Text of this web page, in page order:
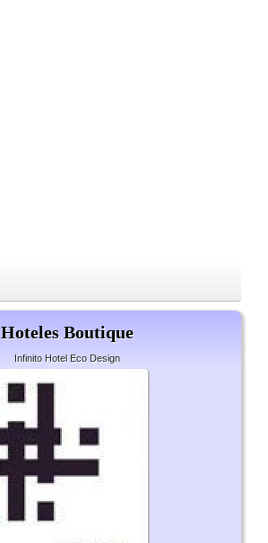
Hoteles Boutique
Infinito Hotel Eco Design